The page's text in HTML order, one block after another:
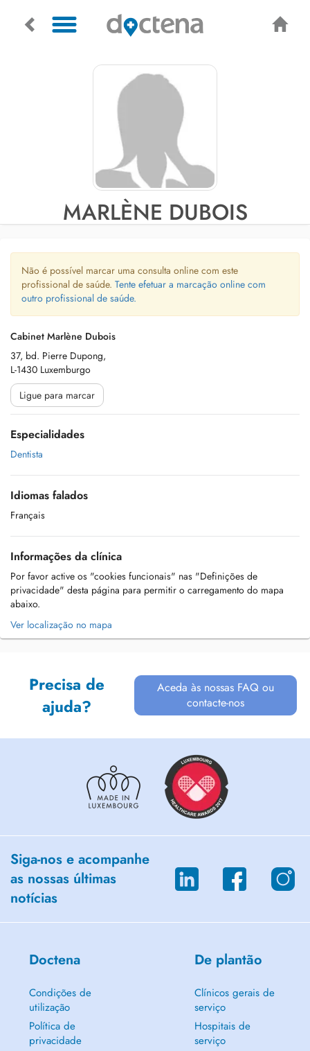
MARLÈNE DUBOIS
Não é possível marcar uma consulta online com este
profissional de saúde. Tente efetuar a marcação online com
outro profissional de saúde.
Cabinet Marlène Dubois
37, bd. Pierre Dupong,
L-1430 Luxemburgo
Ligue para marcar
Especialidades
Dentista
Idiomas falados
Français
Informações da clínica
Por favor active os "cookies funcionais" nas "Definições de
privacidade" desta página para permitir o carregamento do mapa
abaixo.
Ver localização no mapa
Precisa de
ajuda?
Aceda às nossas FAQ ou
contacte-nos
Siga-nos e acompanhe
as nossas últimas
notícias
Doctena
Condições de
utilização
Política de
privacidade
De plantão
Clínicos gerais de
serviço
Hospitais de
serviço